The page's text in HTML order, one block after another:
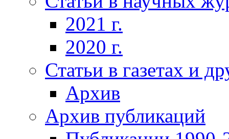
2021 г.
2020 г.
Статьи в газетах и
Архив
Архив публикаций